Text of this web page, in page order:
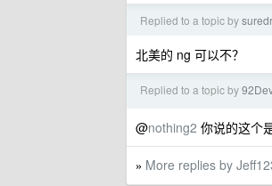
Replied to a topic by
北美的 ng 可以不？
Replied to a topic by
@nothing2 你说的这个
» More replies by